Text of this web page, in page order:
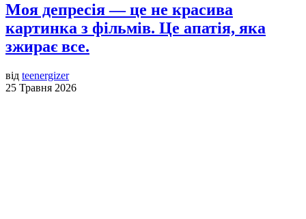
Моя депресія — це не красива
картинка з фільмів. Це апатія, яка
зжирає все.
від teenergizer
25 Травня 2026